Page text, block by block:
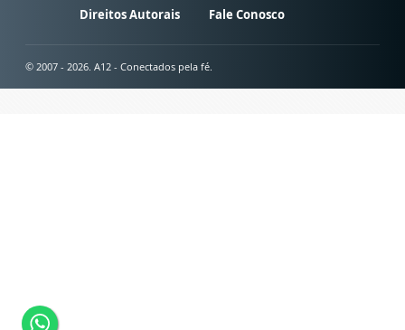
Direitos Autorais Fale Conosco
© 2007 - 2026. A12 - Conectados pela fé.